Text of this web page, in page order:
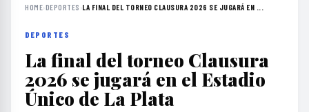
HOME›DEPORTES ›LA FINAL DEL TORNEO CLAUSURA 2026 SE JUGARÁ EN ...
DEPORTES
La final del torneo Clausura
2026 se jugará en el Estadio
Único de La Plata